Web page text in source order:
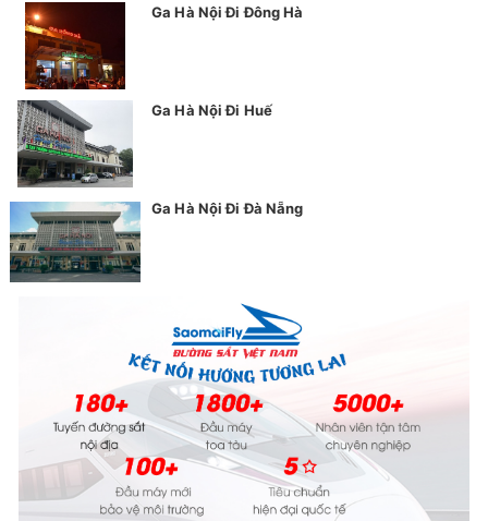
Ga Hà Nội Đi Đông Hà
Ga Hà Nội Đi Huế
Ga Hà Nội Đi Đà Nẵng